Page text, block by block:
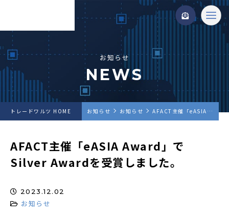
お知らせ
NEWS
トレードワルツ HOME お知らせ お知らせ AFACT主催「eASIA Award」でSilver Awardを受賞しました。
AFACT主催「eASIA Award」で
Silver Awardを受賞しました。
2023.12.02
お知らせ